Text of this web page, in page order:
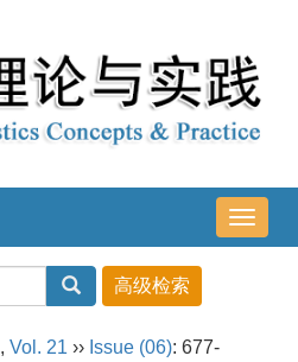
导
航
, Vol. 21 ›› Issue (06): 677-